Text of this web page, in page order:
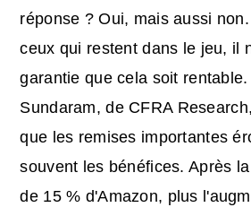
réponse ? Oui, mais aussi
ceux qui restent dans le jeu, il
garantie que cela soit rentable.
Sundaram, de CFRA
que les remises importantes
souvent les bénéfices. Après
de 15 % d'Amazon, plus